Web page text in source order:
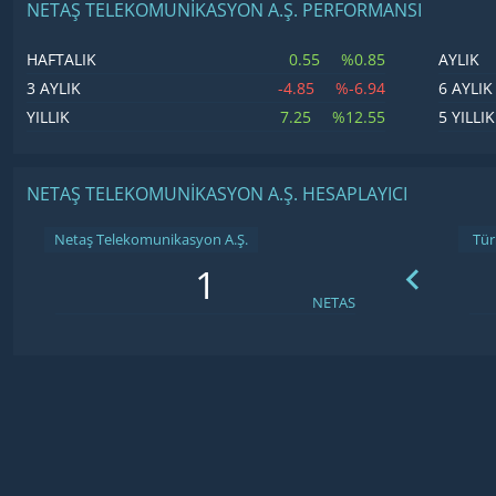
NETAŞ TELEKOMUNIKASYON A.Ş. PERFORMANSI
HAFTALIK 0.55 %0.85 AYLIK
3 AYLIK
-4.85 %-6.94 6 AYLIK
YILLIK
7.25 %12.55 5 YILLIK
NETAŞ TELEKOMUNIKASYON A.Ş. HESAPLAYICI
Netaş Telekomunikasyon A.Ş.
NETAS